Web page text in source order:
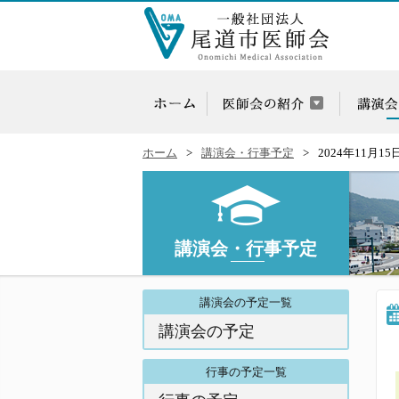
ホーム 講演会・行事予定 2024年11月
講演会・行事予定
講演会の予定一覧
講演会の予定
行事の予定一覧